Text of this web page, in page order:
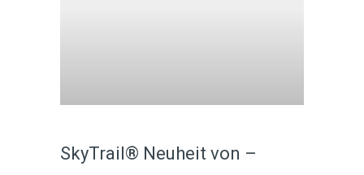
SkyTrail® Neuheit von –